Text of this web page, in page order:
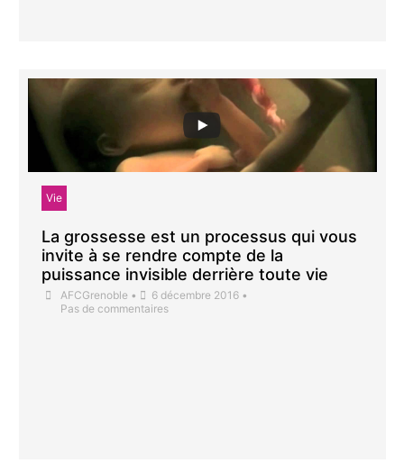
Vie
La grossesse est un processus qui vous
invite à se rendre compte de la
puissance invisible derrière toute vie
AFCGrenoble • 6 décembre 2016 •
Pas de commentaires